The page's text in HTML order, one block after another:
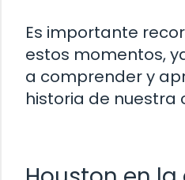
Es importante
estos momentos,
a comprender y
historia de nuestra